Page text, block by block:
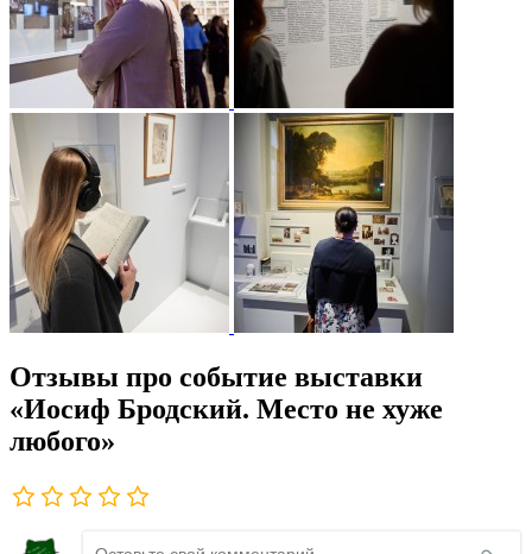
Отзывы про событие выставки
«Иосиф Бродский. Место не хуже
любого»